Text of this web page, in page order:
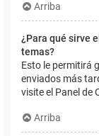
Arriba
¿Para qué sirve
temas?
Esto le permitirá
enviados más
visite el Panel de
Arriba